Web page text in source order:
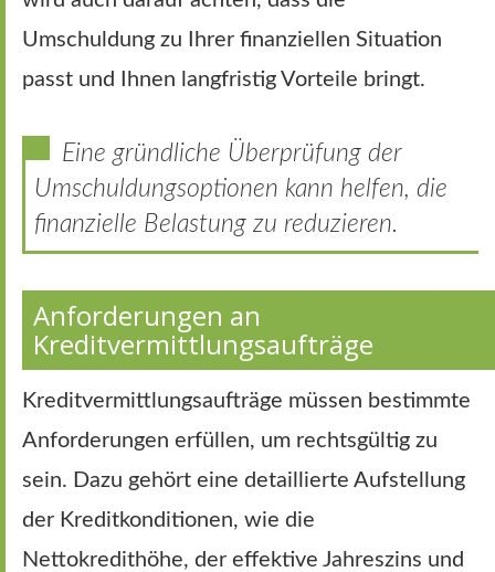
Umschuldung zu Ihrer finanziellen Situation
passt und Ihnen langfristig Vorteile bringt.
Eine gründliche Überprüfung der
Umschuldungsoptionen kann helfen, die
finanzielle Belastung zu reduzieren.
Anforderungen an
Kreditvermittlungsaufträge
Kreditvermittlungsaufträge müssen bestimmte
Anforderungen erfüllen, um rechtsgültig zu
sein. Dazu gehört eine detaillierte Aufstellung
der Kreditkonditionen, wie die
Nettokredithöhe, der effektive Jahreszins und